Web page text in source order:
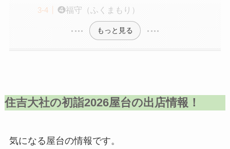
❹福守（ふくまもり）
もっと見る
住吉大社の初詣2026屋台の出店情報 ！
気になる屋台の情報です。